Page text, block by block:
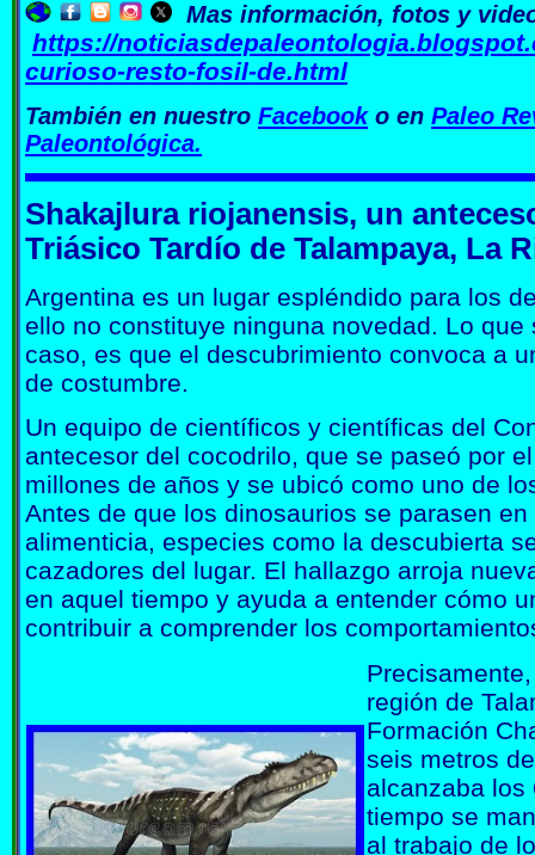
Mas información, fotos y
https://
curioso-resto-fosil-de.html
También en nuestro Facebooko en Paleo
Paleontológica.
Shakajlura riojanensis, un
Triásico Tardío de Talampaya, La
Argentina es un lugar espléndido para los
ello no constituye ninguna novedad. Lo
caso, es que el descubrimiento convoca a
de costumbre.
Un equipo de científicos y científicas del
antecesor del cocodrilo, que se paseó por
millones de años y se ubicó como uno de
Antes de que los dinosaurios se parasen
alimenticia, especies como la descubierta
cazadores del lugar. El hallazgo arroja
en aquel tiempo y ayuda a entender cómo
contribuir a comprender los
región de
Formación
seis metros
alcanzaba los
tiempo se
al trabajo de